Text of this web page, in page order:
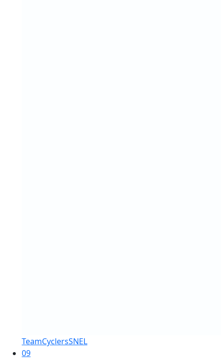
TeamCyclersSNEL
09